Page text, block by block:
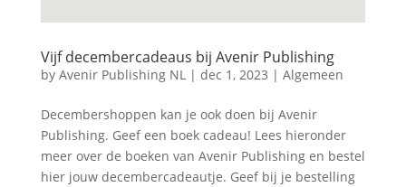
Vijf decembercadeaus bij Avenir Publishing
by Avenir Publishing NL | dec 1, 2023 | Algemeen
Decembershoppen kan je ook doen bij Avenir
Publishing. Geef een boek cadeau! Lees hieronder
meer over de boeken van Avenir Publishing en bestel
hier jouw decembercadeautje. Geef bij je bestelling